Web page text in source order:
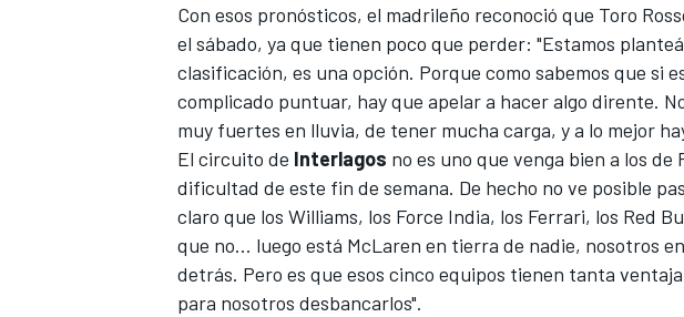
Con esos pronósticos, el madrileño reconoció que Toro
el sábado, ya que tienen poco que perder: "Estamos
clasificación, es una opción. Porque como sabemos que si
complicado puntuar, hay que apelar a hacer algo dirente.
muy fuertes en lluvia, de tener mucha carga, y a lo mejor
El circuito de Interlagos no es uno que venga bien a los de
dificultad de este fin de semana. De hecho no ve posible
claro que los Williams, los Force India, los Ferrari, los Red
que no... luego está McLaren en tierra de nadie, nosotros
detrás. Pero es que esos cinco equipos tienen tanta
para nosotros desbancarlos".